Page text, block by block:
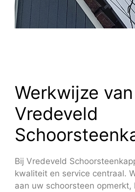
Werkwijze van
Vredeveld
Bij Vredeveld
kwaliteit en service centraal.
aan uw schoorsteen opmerkt,